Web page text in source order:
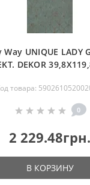
UNIQUE LADY
DEKOR
товара:
0
2 229.48грн.
В КОРЗИНУ